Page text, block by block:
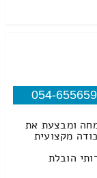
054-
ומבצעת את
מקצועית
הובלת